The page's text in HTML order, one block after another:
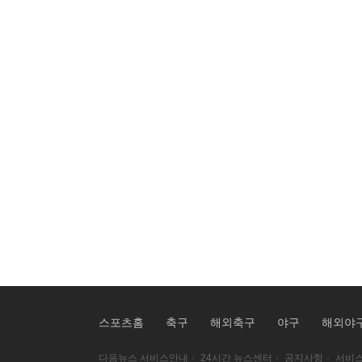
스포츠홈 축구 해외축구 야구 해외야
다음뉴스 서비스안내 · 24시간 뉴스센터 · 공지사항 · 서비